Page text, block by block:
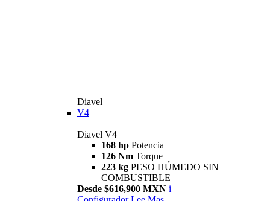
Diavel
V4
Diavel V4
168 hp Potencia
126 Nm Torque
223 kg PESO HÚMEDO SIN
COMBUSTIBLE
Desde $616,900 MXN i